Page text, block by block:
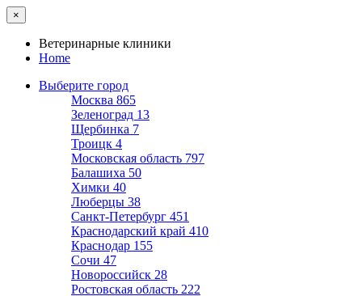
×
Ветеринарные клиники
Home
Выберите город
Москва 865
Зеленоград 13
Щербинка 7
Троицк 4
Московская область 797
Балашиха 50
Химки 40
Люберцы 38
Санкт-Петербург 451
Краснодарский край 410
Краснодар 155
Сочи 47
Новороссийск 28
Ростовская область 222